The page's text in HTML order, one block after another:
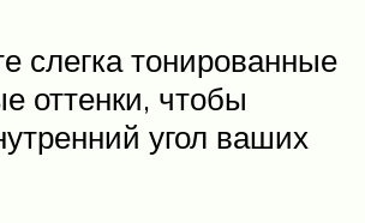
слегка тонированные
оттенки, чтобы
угол ваших